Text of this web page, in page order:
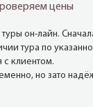
цены
он-лайн.
тура по
с клиентом.
но зато